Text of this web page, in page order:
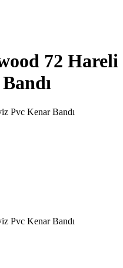
72 Hareli
Pvc Kenar Bandı
Pvc Kenar Bandı